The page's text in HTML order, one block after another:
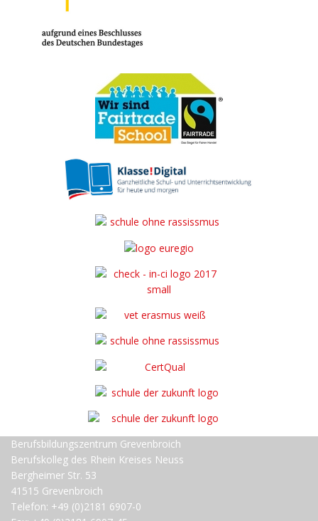
Berufsbildungszentrum Grevenbroich
Berufskolleg des Rhein Kreises Neuss
Bergheimer Str. 53
41515 Grevenbroich
Telefon: +49 (0)2181 6907-0